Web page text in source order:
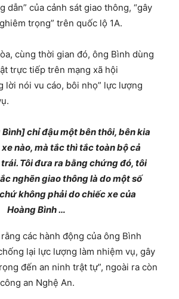
dẫn” của cảnh sát giao thông, “gây
trọng” trên quốc lộ 1A.
cùng thời gian đó, ông Bình dùng
trực tiếp trên mạng xã hội
lời nói vu cáo, bôi nhọ” lực lượng
chỉ đậu một bên thôi, bên kia
nào, mà tắc thì tắc toàn bộ cả
Tôi đưa ra bằng chứng đó, tôi
nghẽn giao thông là do một số
không phải do chiếc xe của
Hoàng Bình …
các hành động của ông Bình
lại lực lượng làm nhiệm vụ, gây
đến an ninh trật tự”, ngoài ra còn
an Nghệ An.